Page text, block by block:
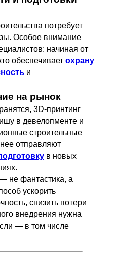
потребует
Особое внимание
начиная от
обеспечивает охрану
и
на рынок
3D-принтинг
в девелопменте и
строительные
отправляют
в новых
не фантастика, а
ускорить
снизить потери
внедрения нужна
— в том числе